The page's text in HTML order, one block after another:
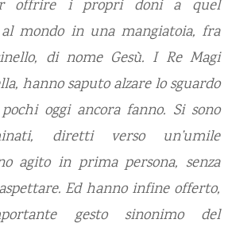
offrire i propri doni a quel
mondo in una mangiatoia, fra
di nome Gesù. I Re Magi
hanno saputo alzare lo sguardo
oggi ancora fanno. Si sono
diretti verso un’umile
agito in prima persona, senza
Ed hanno infine offerto,
gesto sinonimo del